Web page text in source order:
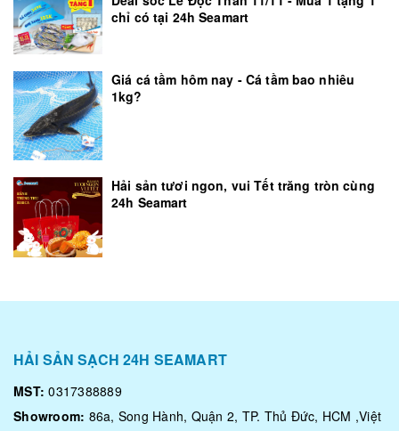
chỉ có tại 24h Seamart
Giá cá tầm hôm nay - Cá tầm bao nhiêu
1kg?
Hải sản tươi ngon, vui Tết trăng tròn cùng
24h Seamart
HẢI SẢN SẠCH 24H SEAMART
MST: 0317388889
Showroom: 86a, Song Hành, Quận 2, TP. Thủ Đức, HCM ,Việt